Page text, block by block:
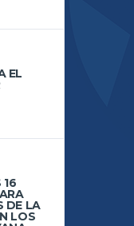
EL
16
DE LA
LOS